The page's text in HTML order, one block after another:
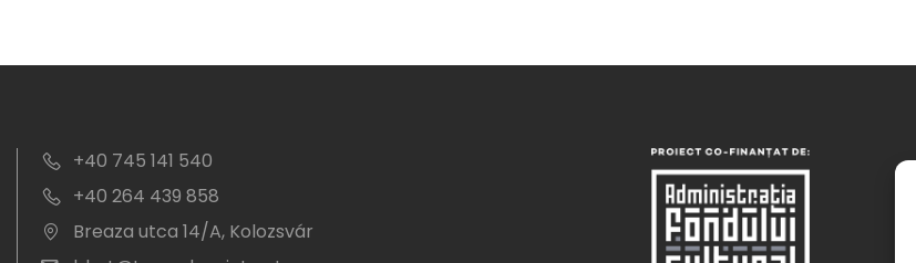
+40 745 141 540
+40 264 439 858
Breaza utca 14/A, Kolozsvár